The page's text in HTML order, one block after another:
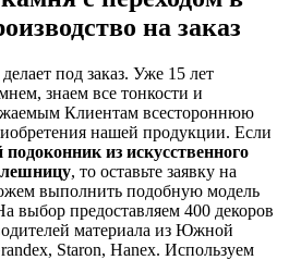
на заказ
под заказ. Уже 15 лет
знаем все тонкости и
Клиентам всестороннюю
нашей продукции. Если
из искусственного
, то оставьте заявку на
выполнить подобную модель
выбор предоставляем 400 декоров
материала из Южной
Staron, Hanex. Используем